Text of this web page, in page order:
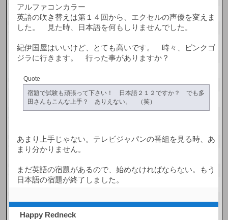
アルファコンカラー
英語の吹き替えは第１４回から、エクセルの声優を変えま
した。 見た時、日本語を何もしりませんでした。
紀伊国屋はいいけど、とても高いです。 時々、ピンクゴ
ジラに行きます。 行った事がありますか？
Quote
宿題で試験も頑張って下さい！ 日本語２１２ですか？ でも多
田さんもこんな上手？ ありえない。 （笑）
あまり上手じゃない。テレビジャパンの番組を見る時、あ
まり分かりません。
まだ英語の宿題があるので、始めなければならない。もう
日本語の宿題が終了しました。
Happy Redneck